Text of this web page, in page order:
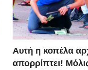
Αυτή η κοπέλα
απορρίπτει! Μόλις